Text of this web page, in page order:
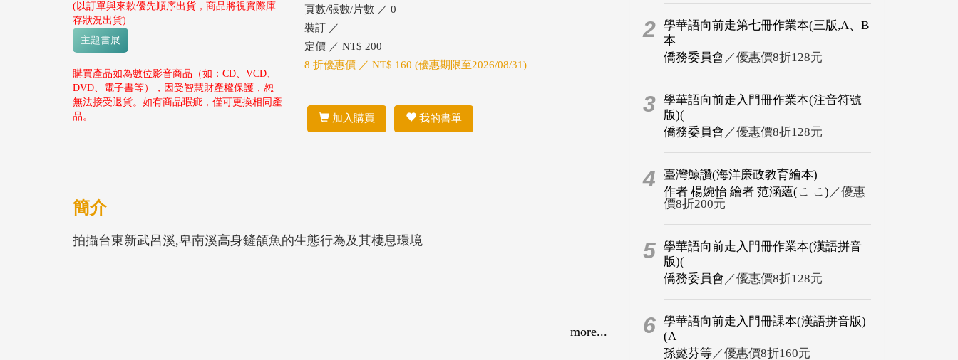
(以訂單與來款優先順序出貨，商品將視實際庫
存狀況出貨)
主題書展
購買產品如為數位影音商品（如：CD、VCD、
DVD、電子書等），因受智慧財產權保護，恕
無法接受退貨。如有商品瑕疵，僅可更換相同產
品。
頁數/張數/片數 ／ 0
裝訂 ／
定價 ／ NT$ 200
8 折優惠價 ／ NT$ 160 (優惠期限至2026/08/31)
加入購買 我的書單
簡介
拍攝台東新武呂溪,卑南溪高身鏟頜魚的生態行為及其棲息環境
more...
2 學華語向前走第七冊作業本(三版,A、B
本
僑務委員會 ／優惠價8折128元
3 學華語向前走入門冊作業本(注音符號
版)(
僑務委員會 ／優惠價8折128元
4
臺灣鯨讚(海洋廉政教育繪本)
作者 楊婉怡 繪者 范涵蘊(ㄈ ㄈ) ／優惠
價8折200元
5 學華語向前走入門冊作業本(漢語拼音
版)(
僑務委員會 ／優惠價8折128元
6 學華語向前走入門冊課本(漢語拼音版)
(A
孫懿芬等／優惠價8折160元